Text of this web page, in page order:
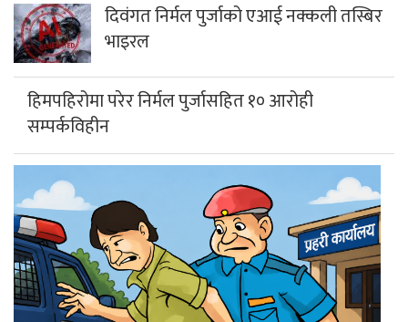
दिवंगत निर्मल पुर्जाको एआई नक्कली तस्बिर
भाइरल
हिमपहिरोमा परेर निर्मल पुर्जासहित १० आरोही
सम्पर्कविहीन